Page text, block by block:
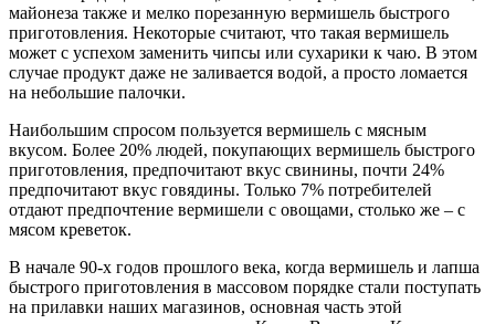
майонеза также и мелко порезанную вермишель быстрого
приготовления. Некоторые считают, что такая вермишель
может с успехом заменить чипсы или сухарики к чаю. В этом
случае продукт даже не заливается водой, а просто ломается
на небольшие палочки.
Наибольшим спросом пользуется вермишель с мясным
вкусом. Более 20% людей, покупающих вермишель быстрого
приготовления, предпочитают вкус свинины, почти 24%
предпочитают вкус говядины. Только 7% потребителей
отдают предпочтение вермишели с овощами, столько же – с
мясом креветок.
В начале 90-х годов прошлого века, когда вермишель и лапша
быстрого приготовления в массовом порядке стали поступать
на прилавки наших магазинов, основная часть этой